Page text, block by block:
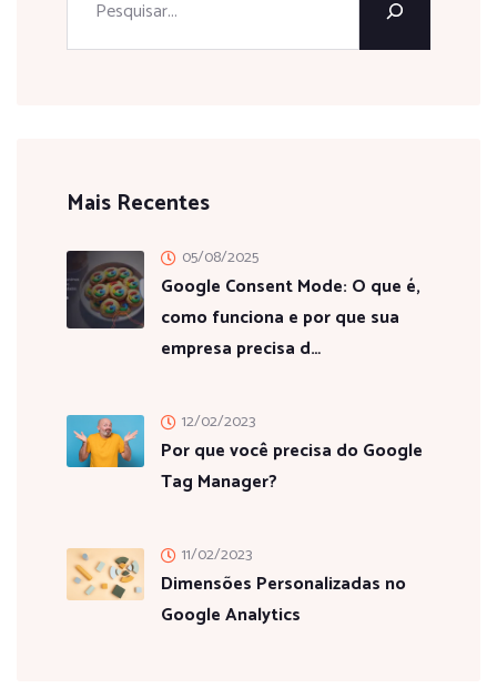
Mais Recentes
Google Consent Mode: O que é,
como funciona e por que sua
empresa precisa d…
05/08/2025
Por que você precisa do Google
Tag Manager?
12/02/2023
Dimensões Personalizadas no
Google Analytics
11/02/2023